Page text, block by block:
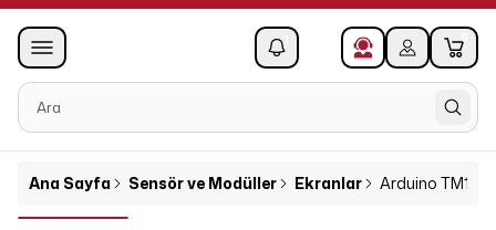
0
Ana Sayfa Sensör ve Modüller Ekranlar Arduino